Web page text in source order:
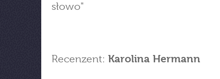
słowo"
Recenzent: Karolina Hermann